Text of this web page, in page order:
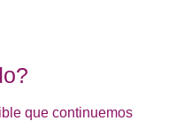
que continuemos